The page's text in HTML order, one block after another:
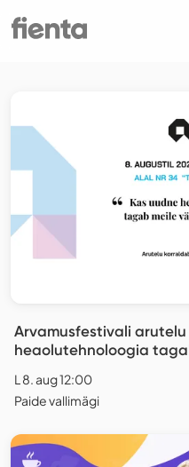
Arvamusfestivali arutelu
heaolutehnoloogia
L 8. aug 12:00
Paide vallimägi